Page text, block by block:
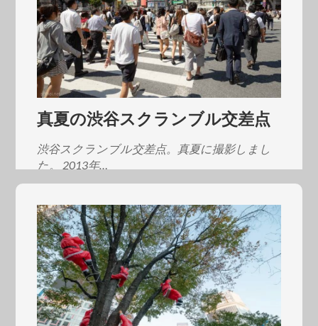
真夏の渋谷スクランブル交差点
渋谷スクランブル交差点。真夏に撮影しまし
た。 2013年…